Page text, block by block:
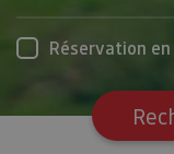
Réservation